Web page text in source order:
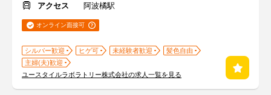
アクセス 阿波橘駅
オンライン面接可
シルバー歓迎 ヒゲ可 未経験者歓迎
髪色自由
主婦(夫)歓迎
ユースタイルラボラトリー株式会社の求人一覧を見る